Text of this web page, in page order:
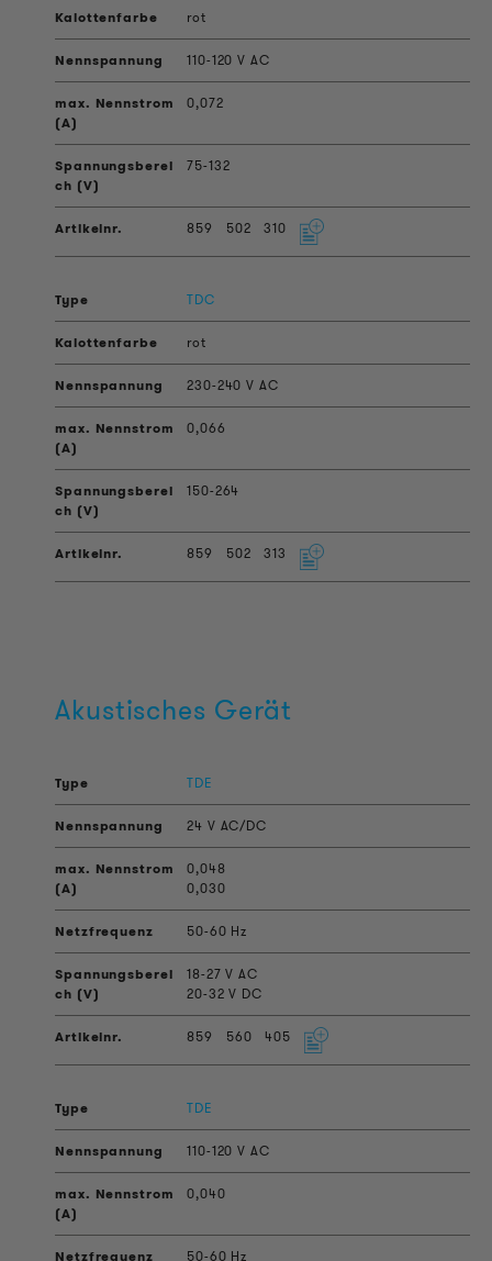
rot
110-120 V AC
0,072
75-132
859 502 310
TDC
rot
230-240 V AC
0,066
150-264
859 502 313
Akustisches Gerät
TDE
24 V AC/DC
0,048
0,030
50-60 Hz
18-27 V AC
20-32 V DC
859 560 405
TDE
110-120 V AC
0,040
50-60 Hz